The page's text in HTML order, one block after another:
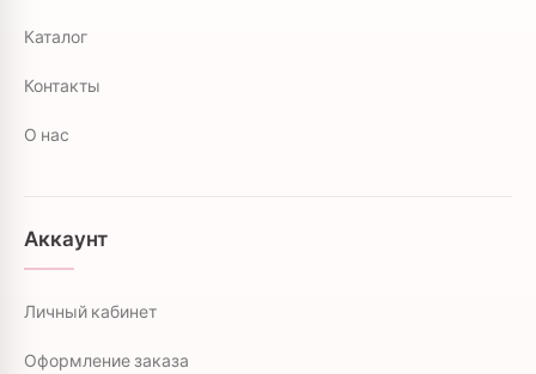
Каталог
Контакты
О нас
Аккаунт
Личный кабинет
Оформление заказа